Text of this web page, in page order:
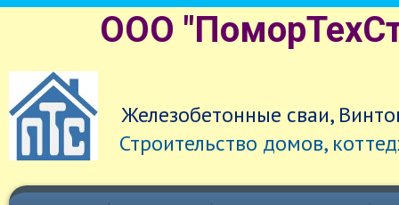
ООО
Железобетонные сваи,
Строительство домов,